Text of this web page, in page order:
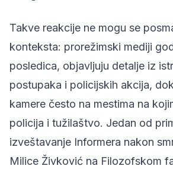
Takve reakcije ne mogu se
konteksta: prorežimski mediji
posledica, objavljuju detalje iz
postupaka i policijskih akcija,
kamere često na mestima na
policija i tužilaštvo. Jedan od
izveštavanje Informera nakon
Milice Živković na Filozofskom